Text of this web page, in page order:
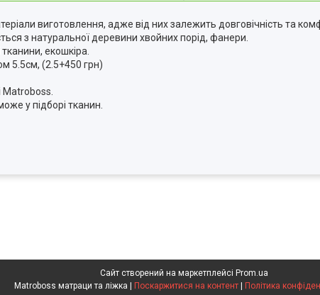
виготовлення, адже від них залежить довговічність та
з натуральної деревини хвойних порід, фанери.
екошкіра.
5.5см, (2.5+450 грн)
у підборі тканин.
Сайт створений на маркетплейсі Prom.ua
Поскаржитися на контент Політика